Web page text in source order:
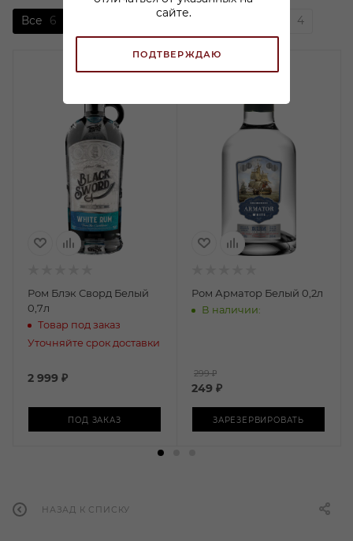
сайте.
ПОДТВЕРЖДАЮ
Все 6 Алкогольные миниатюры 4
Ром Блэк Сворд Белый
0,7л
Товар под заказ
Уточняйте срок доставки
2 999 ₽
ПОД ЗАКАЗ
Ром Арматор Белый 0,2л
В наличии:
299 ₽
249 ₽
ЗАРЕЗЕРВИРОВАТЬ
НАЗАД К СПИСКУ